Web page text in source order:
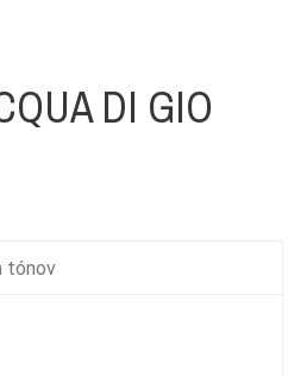
DI GIO
tónov